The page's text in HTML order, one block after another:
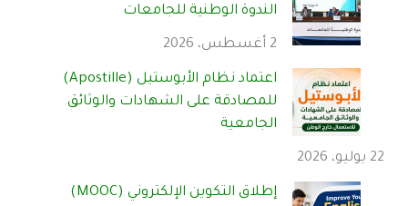
الندوة الوطنية للجامعات
2 أغسطس، 2026
اعتماد نظام الأبوستيل (Apostille)
للمصادقة على الشهادات والوثائق
الجامعية
22 يوليو، 2026
إطلاق التكوين الإلكتروني (MOOC)